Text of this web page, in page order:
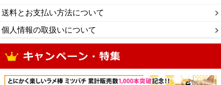
送料とお支払い方法について
個人情報の取扱いについて